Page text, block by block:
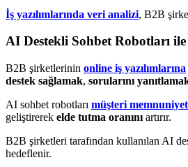
İş yazılımlarında veri analizi, B2B
AI Destekli Sohbet Robotları
B2B şirketlerinin online iş yazılımlarına
destek sağlamak, sorularını
AI sohbet robotları müşteri
geliştirerek elde tutma oranını artırır.
B2B şirketleri tarafından kullanılan AI
hedeflenir.